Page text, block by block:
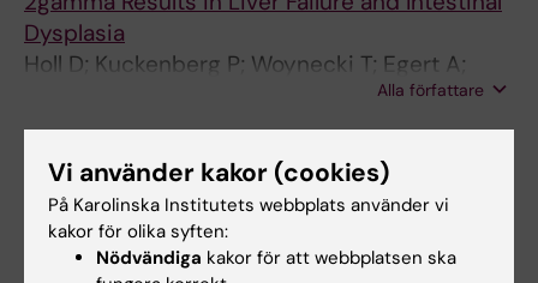
Dysplasia
Holl D; Kuckenberg P; Woynecki T; Egert A;
Becker A; Huss S; Stabenow D; Zimmer A;
Knolle P; Tolba R; Fischer H-P; Schorle H
Alla författare
2011;107(4):664-669
DNA hypermethylation in papillary renal cell
carcinoma
Ellinger J; Holl D; Nuhn P; Kahl P; Haseke N;
Vi använder kakor (cookies)
På Karolinska Institutets webbplats använder vi
kakor för olika syften:
Nödvändiga kakor för att webbplatsen ska